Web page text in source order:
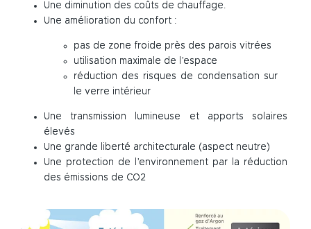
Une diminution des coûts de chauffage.
Une amélioration du confort :
pas de zone froide près des parois vitrées
utilisation maximale de l’espace
réduction des risques de condensation sur
le verre intérieur
Une transmission lumineuse et apports solaires
élevés
Une grande liberté architecturale (aspect neutre)
Une protection de l’environnement par la réduction
des émissions de CO2